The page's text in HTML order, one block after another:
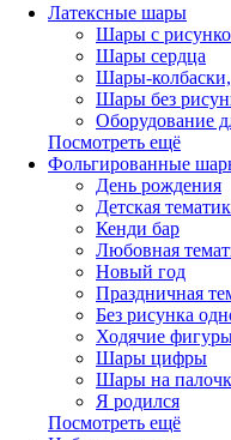
Латексные шары
Шары с
Шары сердца
Шары-
Шары без
Оборудование
Посмотреть ещё
Фольгированные
День рождения
Детская
Кенди бар
Любовная
Новый год
Праздничная
Без рисунка
Ходячие
Шары цифры
Шары на
Я родился
Посмотреть ещё